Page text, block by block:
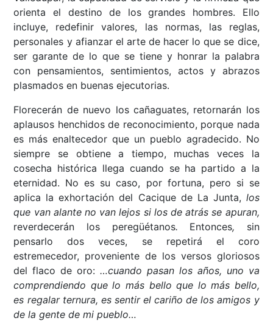
orienta el destino de los grandes hombres. Ello
incluye, redefinir valores, las normas, las reglas,
personales y afianzar el arte de hacer lo que se dice,
ser garante de lo que se tiene y honrar la palabra
con pensamientos, sentimientos, actos y abrazos
plasmados en buenas ejecutorias.
Florecerán de nuevo los cañaguates, retornarán los
aplausos henchidos de reconocimiento, porque nada
es más enaltecedor que un pueblo agradecido. No
siempre se obtiene a tiempo, muchas veces la
cosecha histórica llega cuando se ha partido a la
eternidad. No es su caso, por fortuna, pero si se
aplica la exhortación del Cacique de La Junta, los
que van alante no van lejos si los de atrás se apuran,
reverdecerán los peregüétanos. Entonces, sin
pensarlo dos veces, se repetirá el coro
estremecedor, proveniente de los versos gloriosos
del flaco de oro:…cuando pasan los años, uno va
comprendiendo que lo más bello que lo más bello,
es regalar ternura, es sentir el cariño de los amigos y
de la gente de mi pueblo…